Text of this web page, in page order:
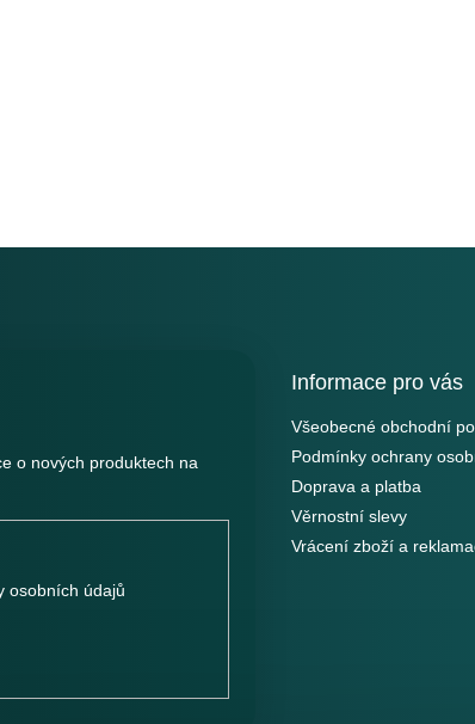
o nových produktech na
osobních údajů
Informace pro vás
Všeobecné obchodní
Podmínky ochrany
Doprava a platba
Věrnostní slevy
Vrácení zboží a